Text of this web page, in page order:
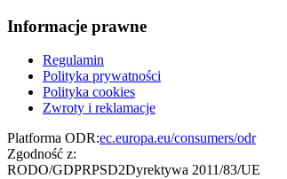
Informacje prawne
Regulamin
Polityka prywatności
Polityka cookies
Zwroty i reklamacje
Platforma ODR:ec.europa.eu/consumers/odr
Zgodność z:
RODO/GDPRPSD2Dyrektywa 2011/83/UE